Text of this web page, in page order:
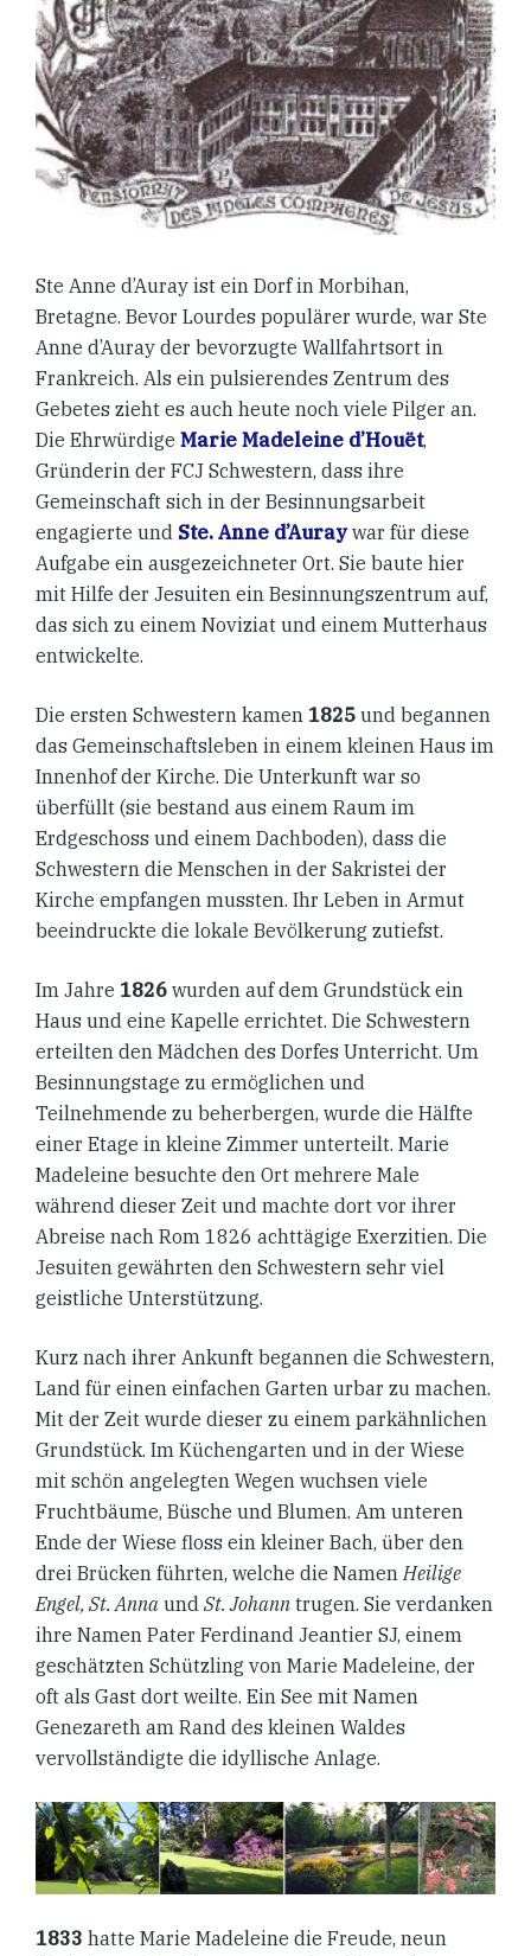
Ste Anne d’Auray ist ein Dorf in Morbihan,
Bretagne. Bevor Lourdes populärer wurde, war Ste
Anne d’Auray der bevorzugte Wallfahrtsort in
Frankreich. Als ein pulsierendes Zentrum des
Gebetes zieht es auch heute noch viele Pilger an.
Die Ehrwürdige Marie Madeleine d’Houët,
Gründerin der FCJ Schwestern, dass ihre
Gemeinschaft sich in der Besinnungsarbeit
engagierte und Ste. Anne d’Auraywar für diese
Aufgabe ein ausgezeichneter Ort. Sie baute hier
mit Hilfe der Jesuiten ein Besinnungszentrum auf,
das sich zu einem Noviziat und einem Mutterhaus
entwickelte.
Die ersten Schwestern kamen 1825 und begannen
das Gemeinschaftsleben in einem kleinen Haus im
Innenhof der Kirche. Die Unterkunft war so
überfüllt (sie bestand aus einem Raum im
Erdgeschoss und einem Dachboden), dass die
Schwestern die Menschen in der Sakristei der
Kirche empfangen mussten. Ihr Leben in Armut
beeindruckte die lokale Bevölkerung zutiefst.
Im Jahre 1826 wurden auf dem Grundstück ein
Haus und eine Kapelle errichtet. Die Schwestern
erteilten den Mädchen des Dorfes Unterricht. Um
Besinnungstage zu ermöglichen und
Teilnehmende zu beherbergen, wurde die Hälfte
einer Etage in kleine Zimmer unterteilt. Marie
Madeleine besuchte den Ort mehrere Male
während dieser Zeit und machte dort vor ihrer
Abreise nach Rom 1826 achttägige Exerzitien. Die
Jesuiten gewährten den Schwestern sehr viel
geistliche Unterstützung.
Kurz nach ihrer Ankunft begannen die Schwestern,
Land für einen einfachen Garten urbar zu machen.
Mit der Zeit wurde dieser zu einem parkähnlichen
Grundstück. Im Küchengarten und in der Wiese
mit schön angelegten Wegen wuchsen viele
Fruchtbäume, Büsche und Blumen. Am unteren
Ende der Wiese floss ein kleiner Bach, über den
drei Brücken führten, welche die Namen Heilige
Engel, St. Anna und St. Johann trugen. Sie verdanken
ihre Namen Pater Ferdinand Jeantier SJ, einem
geschätzten Schützling von Marie Madeleine, der
oft als Gast dort weilte. Ein See mit Namen
Genezareth am Rand des kleinen Waldes
vervollständigte die idyllische Anlage.
1833 hatte Marie Madeleine die Freude, neun